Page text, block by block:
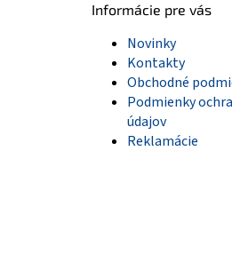
Informácie pre vás
Novinky
Kontakty
Obchodné
Podmienky
údajov
Reklamácie